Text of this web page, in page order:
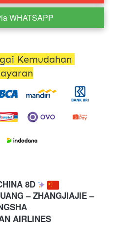
WHATSAPP
Kemudahan
8D
– ZHANGJIAJIE –
AIRLINES